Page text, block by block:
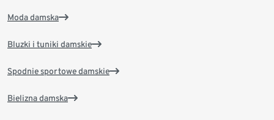
Moda damska
Bluzki i tuniki damskie
Spodnie sportowe damskie
Bielizna damska